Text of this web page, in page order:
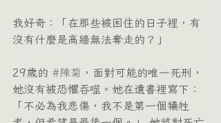
我好奇：「在那些被困住的日子裡，有
沒有什麼是高牆無法奪走的？」
29歲的 #陳菊 ，面對可能的唯一死刑，
她沒有被恐懼吞噬。她在遺書裡寫下：
「不必為我悲傷，我不是第一個犧牲